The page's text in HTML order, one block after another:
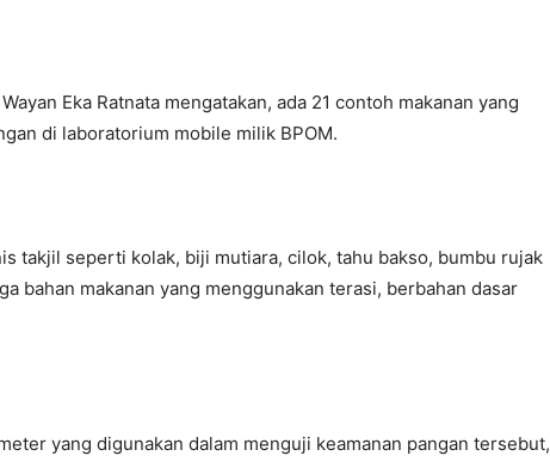
Eka Ratnata mengatakan, ada 21 contoh makanan yang
di laboratorium mobile milik BPOM.
takjil seperti kolak, biji mutiara, cilok, tahu bakso, bumbu rujak
bahan makanan yang menggunakan terasi, berbahan dasar
yang digunakan dalam menguji keamanan pangan tersebut,